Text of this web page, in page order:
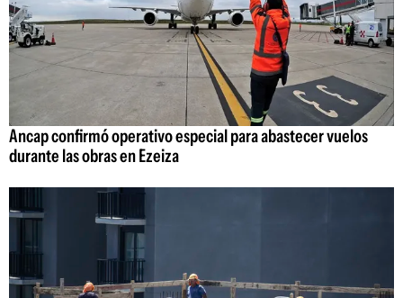
Ancap confirmó operativo especial para abastecer vuelos
durante las obras en Ezeiza